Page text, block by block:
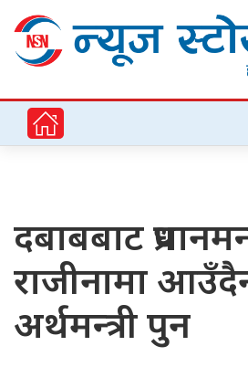
दबाबबाट
राजीनामा
अर्थमन्त्री पुन